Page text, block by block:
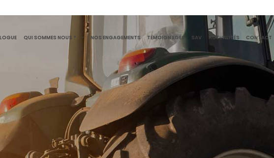
QUI SOMMES NOUS ? NOS ENGAGEMENTS TÉMOIGNAGES SAV ACTUALITÉS CONTACT
: OUTILS